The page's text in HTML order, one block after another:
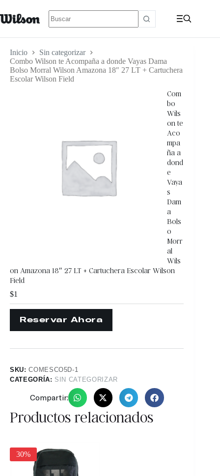
Inicio
Sin categorizar
Combo Wilson te Acompaña a donde Vayas Dama
Bolso Morral Wilson Amazona 18″ 27 LT + Cartuchera
Escolar Wilson Field
Com
bo
Wils
on te
Aco
mpa
ña a
dond
e
Vaya
s
Dam
a
Bols
o
Morr
al
Wils
on Amazona 18″ 27 LT + Cartuchera Escolar Wilson
Field
$1
SKU:COMESCO5D-1
CATEGORÍA: SIN CATEGORIZAR
Compartir:
Productos relacionados
30%